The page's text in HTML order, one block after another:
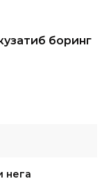
боринг
нега